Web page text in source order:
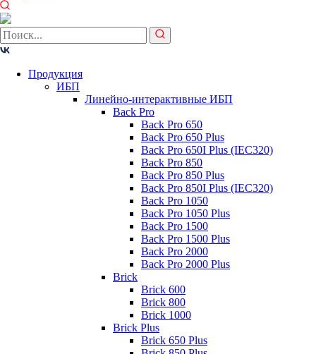
Продукция
ИБП
Линейно-интерактивные ИБП
Back Pro
Back Pro 650
Back Pro 650 Plus
Back Pro 650I Plus (IEC320)
Back Pro 850
Back Pro 850 Plus
Back Pro 850I Plus (IEC320)
Back Pro 1050
Back Pro 1050 Plus
Back Pro 1500
Back Pro 1500 Plus
Back Pro 2000
Back Pro 2000 Plus
Brick
Brick 600
Brick 800
Brick 1000
Brick Plus
Brick 650 Plus